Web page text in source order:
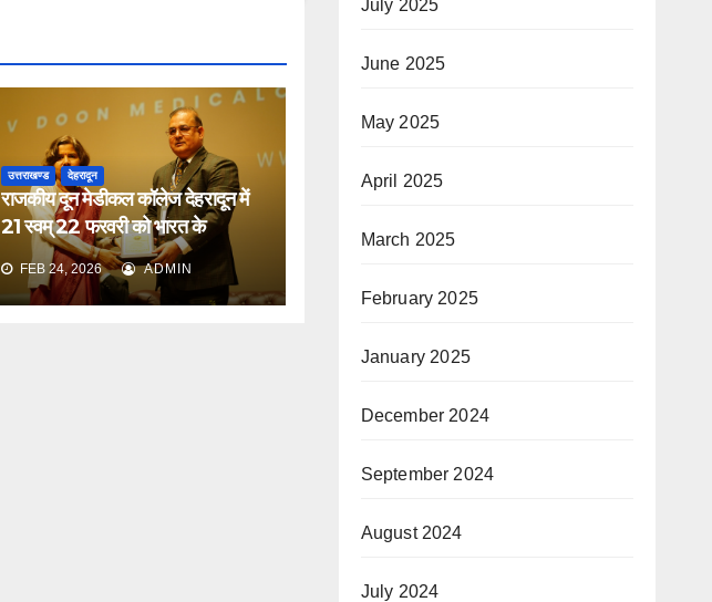
उत्तराखण्ड देहरादून
राजकीय दून मेडीकल कॉलेज देहरादून में
21 स्वम् 22 फरवरी को भारत के
नेफ्रोलॉजिस्ट द्वारा आयोजित वार्षिक
सम्मेलन
FEB 24, 2026 ADMIN
July 2025
June 2025
May 2025
April 2025
March 2025
February 2025
January 2025
December 2024
September 2024
August 2024
July 2024